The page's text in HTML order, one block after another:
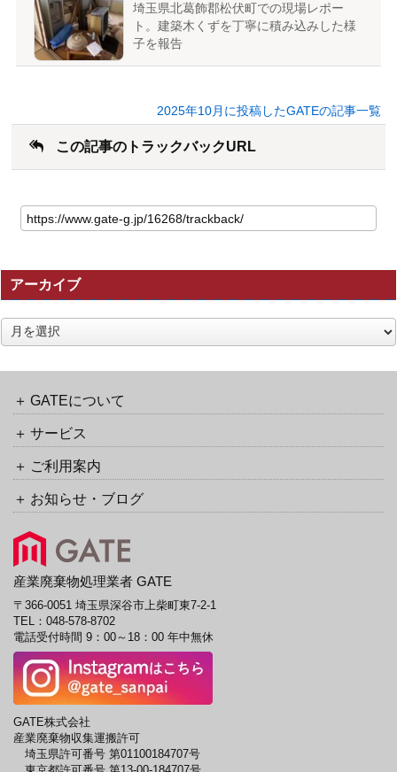
埼玉県北葛飾郡松伏町での現場レポー
ト。建築木くずを丁寧に積み込みした様
子を報告
2025年10月に投稿したGATEの記事一覧
この記事のトラックバックURL
の
記
の
ト
ラ
ッ
ク
ッ
URL
アーカイブ
ア
ー
GATEについて
サービス
ご利用案内
お知らせ・ブログ
産業廃棄物処理業者 GATE
〒366-0051 埼玉県深谷市上柴町東7-2-1
TEL： 048-578-8702
電話受付時間 9：00～18：00 年中無休
GATE株式会社
産業廃棄物収集運搬許可
埼玉県許可番号 第01100184707号